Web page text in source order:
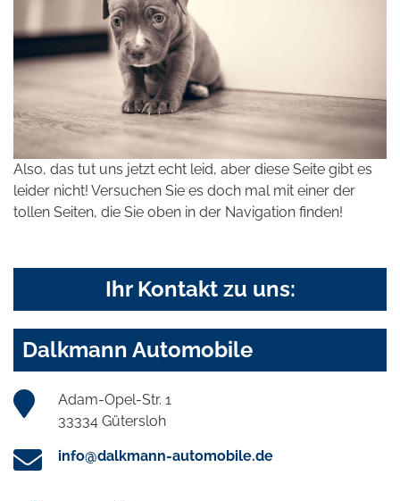
Also, das tut uns jetzt echt leid, aber diese Seite gibt es
leider nicht! Versuchen Sie es doch mal mit einer der
tollen Seiten, die Sie oben in der Navigation finden!
Ihr Kontakt zu uns:
Dalkmann Automobile
Adam-Opel-Str. 1
33334 Gütersloh
info@dalkmann-automobile.de